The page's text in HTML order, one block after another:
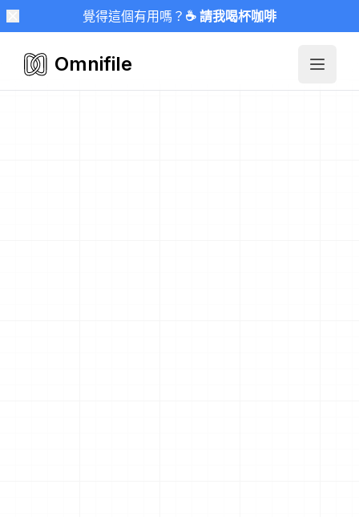
覺得這個有用嗎？ ☕ 請我喝杯咖啡
Omnifile